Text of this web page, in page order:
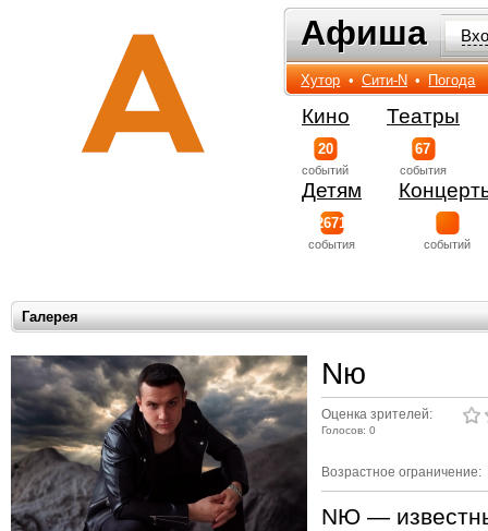
Афиша
Афиша
Хутор • Сити-N • Погода
Кино
20
событий
Театры
67
события
Детям
2671
события событий
Галерея
Nю
Оценка зрителей:
Голосов: 0
Возрастное ограничение:
NЮ —